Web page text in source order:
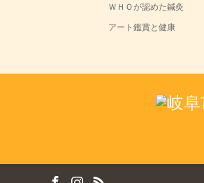
ＷＨＯが認めた鍼灸
アート鑑賞と健康